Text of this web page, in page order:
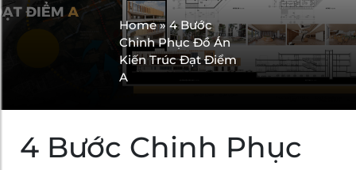
Home» 4 Bước
Chinh Phục Đồ Án
Kiến Trúc Đạt Điểm
A
4 Bước Chinh Phục